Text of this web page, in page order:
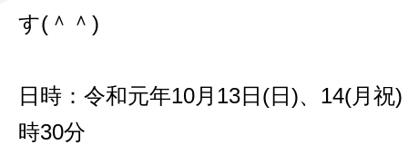
す(＾＾)
日時：令和元年10月13日(日)、14(月
時30分